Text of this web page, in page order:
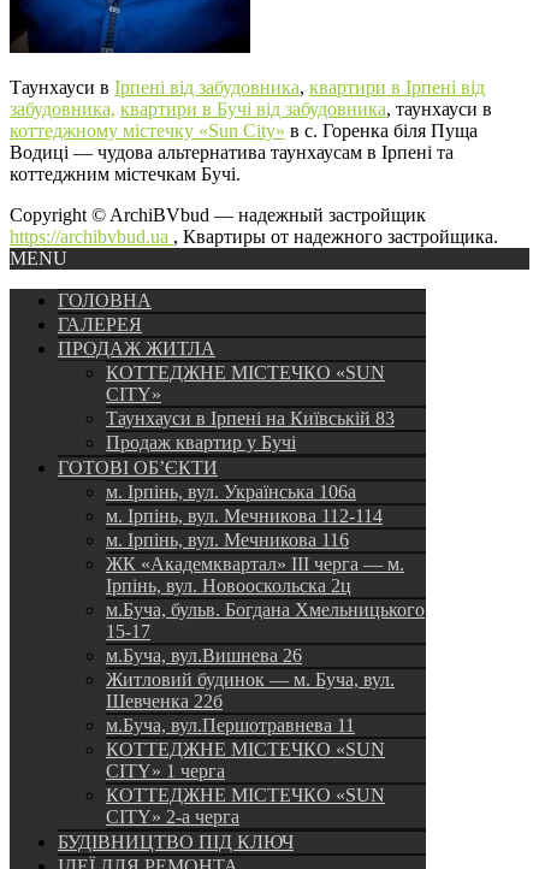
Таунхауси в Ірпені від забудовника, квартири в Ірпені від
забудовника, квартири в Бучі від забудовника, таунхауси в
коттеджному містечку «Sun City» в с. Горенка біля Пуща
Водиці — чудова альтернатива таунхаусам в Ірпені та
коттеджним містечкам Бучі.
Copyright © ArchiBVbud — надежный застройщик
https://archibvbud.ua , Квартиры от надежного застройщика.
MENU
ГОЛОВНА
ГАЛЕРЕЯ
ПРОДАЖ ЖИТЛА
КОТТЕДЖНЕ МІСТЕЧКО «SUN
CITY»
Таунхауси в Ірпені на Київській 83
Продаж квартир у Бучі
ГОТОВІ ОБ’ЄКТИ
м. Ірпінь, вул. Українська 106а
м. Ірпінь, вул. Мечникова 112-114
м. Ірпінь, вул. Мечникова 116
ЖК «Академквартал» III черга — м.
Ірпінь, вул. Новооскольска 2ц
м.Буча, бульв. Богдана Хмельницького
15-17
м.Буча, вул.Вишнева 26
Житловий будинок — м. Буча, вул.
Шевченка 22б
м.Буча, вул.Першотравнева 11
КОТТЕДЖНЕ МІСТЕЧКО «SUN
CITY» 1 черга
КОТТЕДЖНЕ МІСТЕЧКО «SUN
CITY» 2-а черга
БУДІВНИЦТВО ПІД КЛЮЧ